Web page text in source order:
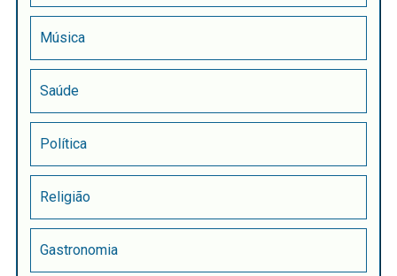
Música
Saúde
Política
Religião
Gastronomia